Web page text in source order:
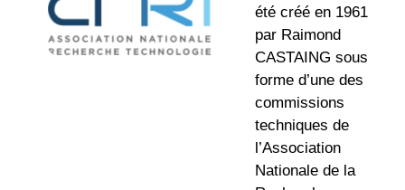
été crééen 1961
par Raimond
CASTAING sous
forme d’une des
commissions
techniques de
l’Association
Nationale de la